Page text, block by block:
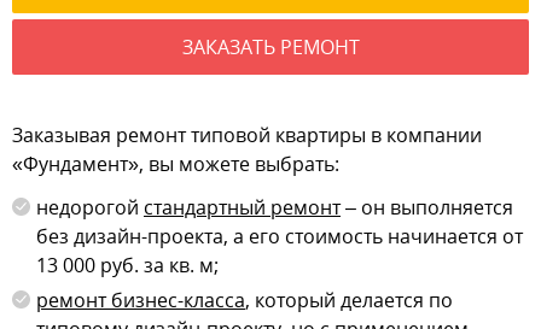
ЗАКАЗАТЬ РЕМОНТ
Заказывая ремонт типовой квартиры в компании
«Фундамент», вы можете выбрать:
недорогой стандартный ремонт– он выполняется
без дизайн-проекта, а его стоимость начинается от
13 000 руб. за кв. м;
ремонт бизнес-класса, который делается по